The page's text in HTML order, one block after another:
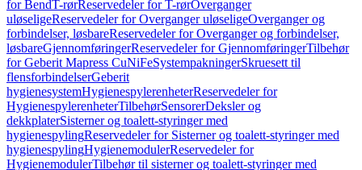
for BendT-rørReservedeler for T-rørOverganger
uløseligeReservedeler for Overganger uløseligeOverganger og
forbindelser, løsbareReservedeler for Overganger og forbindelser,
løsbareGjennomføringerReservedeler for GjennomføringerTilbehør
for Geberit Mapress CuNiFeSystempakningerSkruesett til
flensforbindelserGeberit
hygienesystemHygienespylerenheterReservedeler for
HygienespylerenheterTilbehørSensorerDeksler og
dekkplaterSisterner og toalett-styringer med
hygienespylingReservedeler for Sisterner og toalett-styringer med
hygienespylingHygienemodulerReservedeler for
HygienemodulerTilbehør til sisterner og toalett-styringer med